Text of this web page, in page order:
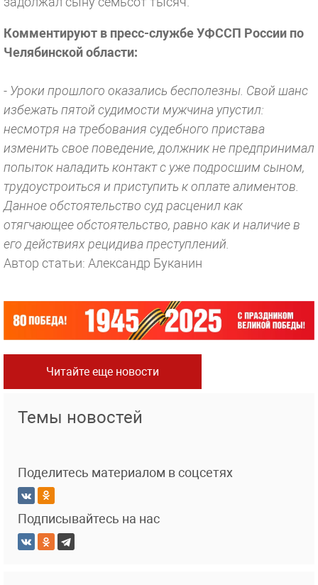
Комментируют в пресс-службе УФССП России по
Челябинской области:
- Уроки прошлого оказались бесполезны. Свой шанс
избежать пятой судимости мужчина упустил:
несмотря на требования судебного пристава
изменить свое поведение, должник не предпринимал
попыток наладить контакт с уже подросшим сыном,
трудоустроиться и приступить к оплате алиментов.
Данное обстоятельство суд расценил как
отягчающее обстоятельство, равно как и наличие в
его действиях рецидива преступлений.
Автор статьи: Александр Буканин
Читайте еще новости
Темы новостей
Поделитесь материалом в соцсетях
Подписывайтесь на нас